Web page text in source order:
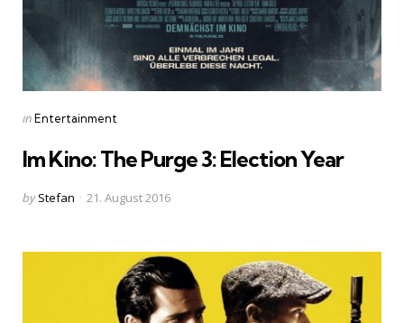
Categories
Posted
inEntertainment
Im Kino: The Purge 3: Election Year
Posted
by Stefan 21. August 2016